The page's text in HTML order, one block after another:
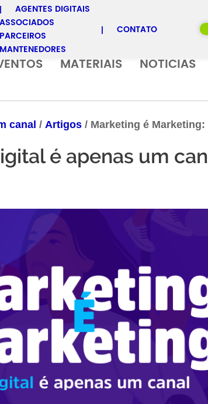
AGENTES DIGITAIS
ASSOCIADOS
PARCEIROS
MANTENEDORES
CONTATO
MATERIAIS NOTICIAS
canal / Artigos / Marketing é
é apenas um